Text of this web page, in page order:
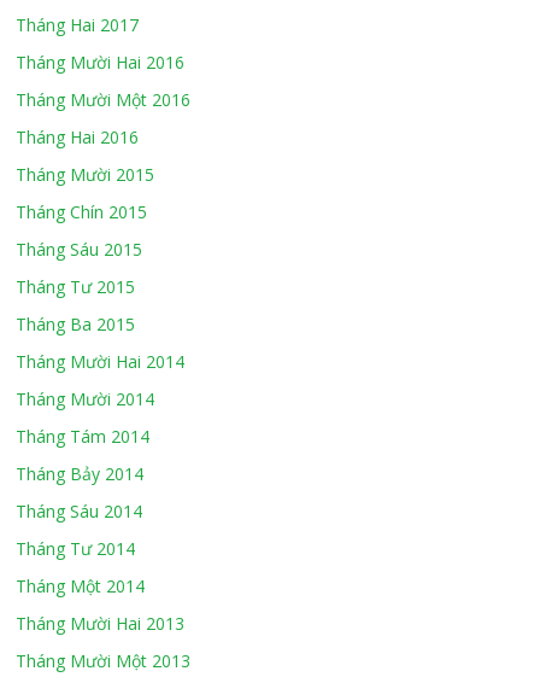
Tháng Hai 2017
Tháng Mười Hai 2016
Tháng Mười Một 2016
Tháng Hai 2016
Tháng Mười 2015
Tháng Chín 2015
Tháng Sáu 2015
Tháng Tư 2015
Tháng Ba 2015
Tháng Mười Hai 2014
Tháng Mười 2014
Tháng Tám 2014
Tháng Bảy 2014
Tháng Sáu 2014
Tháng Tư 2014
Tháng Một 2014
Tháng Mười Hai 2013
Tháng Mười Một 2013